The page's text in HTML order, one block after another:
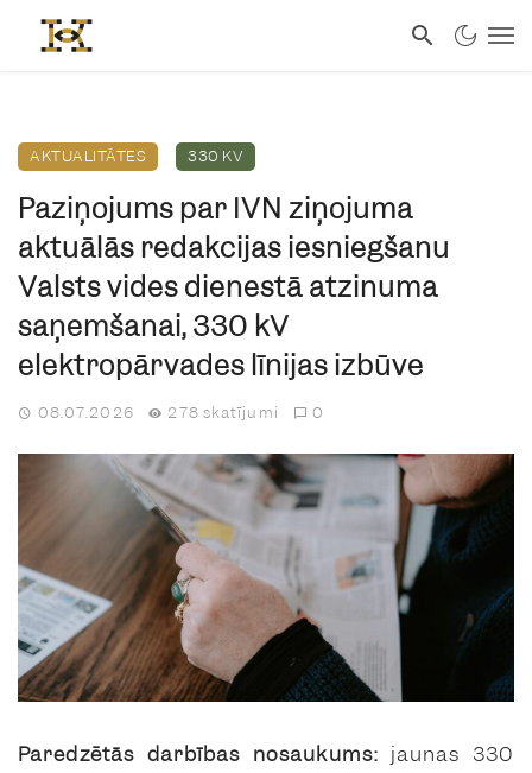
AKTUALITĀTES 330 KV
Paziņojums par IVN ziņojuma
aktuālās redakcijas iesniegšanu
Valsts vides dienestā atzinuma
saņemšanai, 330 kV
elektropārvades līnijas izbūve
08.07.2026 278 skatījumi 0
Paredzētās darbības nosaukums:jaunas 330